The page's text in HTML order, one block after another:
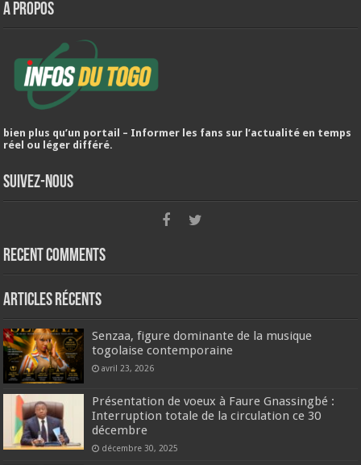
A PROPOS
bien plus qu’un portail – Informer les fans sur l’actualité en temps
réel ou léger différé.
Suivez-nous
Recent Comments
Articles récents
Senzaa, figure dominante de la musique
togolaise contemporaine
avril 23, 2026
Présentation de voeux à Faure Gnassingbé :
Interruption totale de la circulation ce 30
décembre
décembre 30, 2025